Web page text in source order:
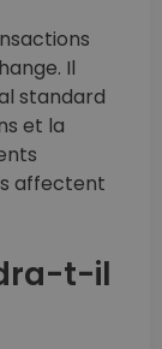
Il
standard
et la
affectent
t-il